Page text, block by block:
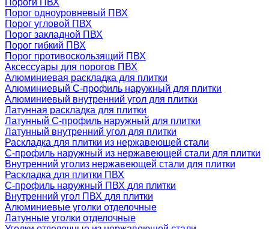
Пороги ПВХ
Порог одноуровневый ПВХ
Порог угловой ПВХ
Порог закладной ПВХ
Порог гибкий ПВХ
Порог противоскользящий ПВХ
Аксессуары для порогов ПВХ
Алюминиевая раскладка для плитки
Алюминиевый С-профиль наружный для плитки
Алюминиевый внутренний угол для плитки
Латунная раскладка для плитки
Латунный С-профиль наружный для плитки
Латунный внутренний угол для плитки
Раскладка для плитки из нержавеющей стали
С-профиль наружный из нержавеющей стали для плитки
Внутренний уголиз нержавеющей стали для плитки
Раскладка для плитки ПВХ
С-профиль наружный ПВХ для плитки
Внутренний угол ПВХ для плитки
Алюминиевые уголки отделочные
Латунные уголки отделочные